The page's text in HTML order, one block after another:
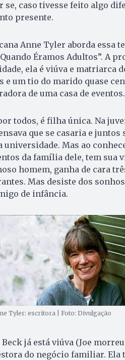
se, caso tivesse feito algo
presente.
Anne Tyler aborda essa
Éramos Adultos”. A
ela é viúva e matriarca
e um tio do marido quase
de uma casa de eventos.
todos, é filha única. Na
que se casaria e juntos
Mas ao
da família dele, tem sua
homem, ganha de cara
Mas desiste dos
de infância.
Tyler: escritora | Foto: Divulgação
já está viúva (Joe
do negócio familiar. Ela